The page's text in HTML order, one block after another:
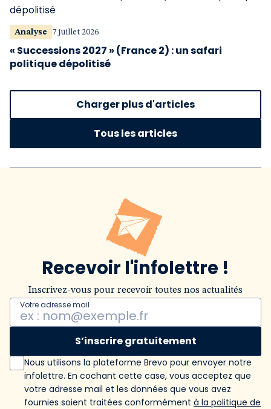
Analyse 7 juillet 2026
« Successions 2027 » (France 2) : un safari
politique dépolitisé
Charger plus d'articles
Tous les articles
Recevoir l'infolettre !
Inscrivez-vous pour recevoir toutes nos actualités
Votre adresse mail
S’inscrire gratuitement
Nous utilisons la plateforme Brevo pour envoyer notre
infolettre. En cochant cette case, vous acceptez que
votre adresse mail et les données que vous avez
fournies soient traitées conformément à la politique de